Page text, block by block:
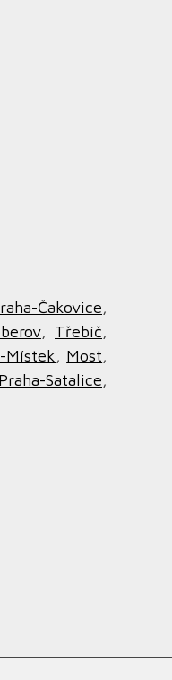
Čakovice,
, Třebíč,
Místek, Most,
Praha-Satalice,